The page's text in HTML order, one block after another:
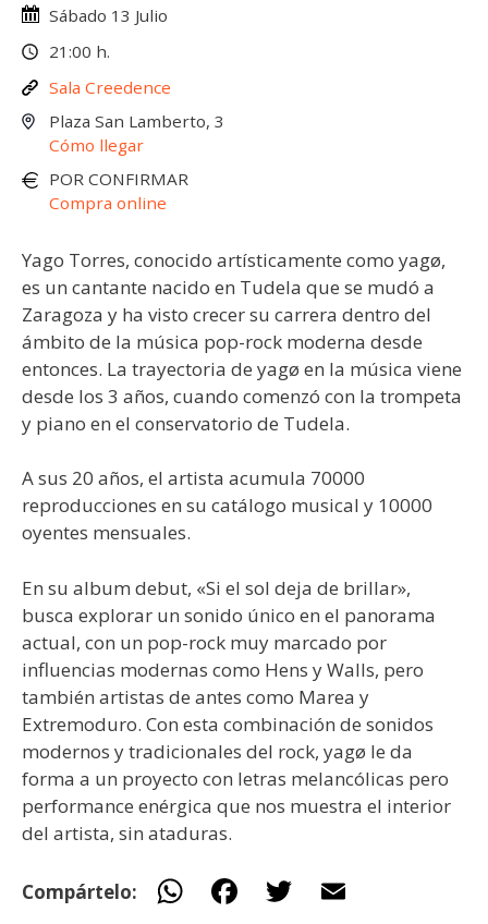
Sábado 13 Julio
21:00 h.
Sala Creedence
Plaza San Lamberto, 3
Cómo llegar
POR CONFIRMAR
Compra online
Yago Torres, conocido artísticamente como yagø,
es un cantante nacido en Tudela que se mudó a
Zaragoza y ha visto crecer su carrera dentro del
ámbito de la música pop-rock moderna desde
entonces. La trayectoria de yagø en la música viene
desde los 3 años, cuando comenzó con la trompeta
y piano en el conservatorio de Tudela.
A sus 20 años, el artista acumula 70000
reproducciones en su catálogo musical y 10000
oyentes mensuales.
En su album debut, «Si el sol deja de brillar»,
busca explorar un sonido único en el panorama
actual, con un pop-rock muy marcado por
influencias modernas como Hens y Walls, pero
también artistas de antes como Marea y
Extremoduro. Con esta combinación de sonidos
modernos y tradicionales del rock, yagø le da
forma a un proyecto con letras melancólicas pero
performance enérgica que nos muestra el interior
del artista, sin ataduras.
Compártelo: W